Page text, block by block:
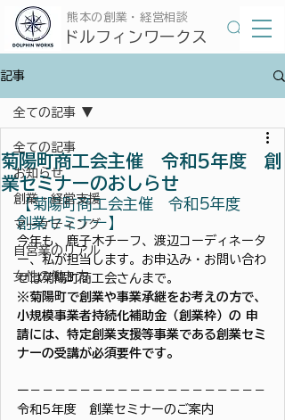
​ドルフィンワークス
​熊本の創業・経営相談
記事
全ての記事
お知らせ
創業・経営支援
マーケティング
自営業のリアル
女性の働き方
全ての記事
菊陽町商工会主催 令和5年度 創
業セミナーのおしらせ
【菊陽町商工会主催　令和5年度
創業セミナー】
今年も、鹿子木チーフ、渡辺コーディネータ
ー、私が担当します。お申込み・お問い合わ
せは菊陽町商工会さんまで。
※菊陽町で創業や事業承継をお考えの方で、
小規模事業者持続化補助金（創業枠）の 申
請には、特定創業支援等事業である創業セミ
ナーの受講が必須要件です。
ー－－－－－－－－－－－－－－－－－－－
令和5年度　創業セミナーのご案内